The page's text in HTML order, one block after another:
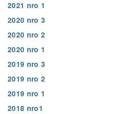
2021 nro 1
2020 nro 3
2020 nro 2
2020 nro 1
2019 nro 3
2019 nro 2
2019 nro 1
2018 nro1